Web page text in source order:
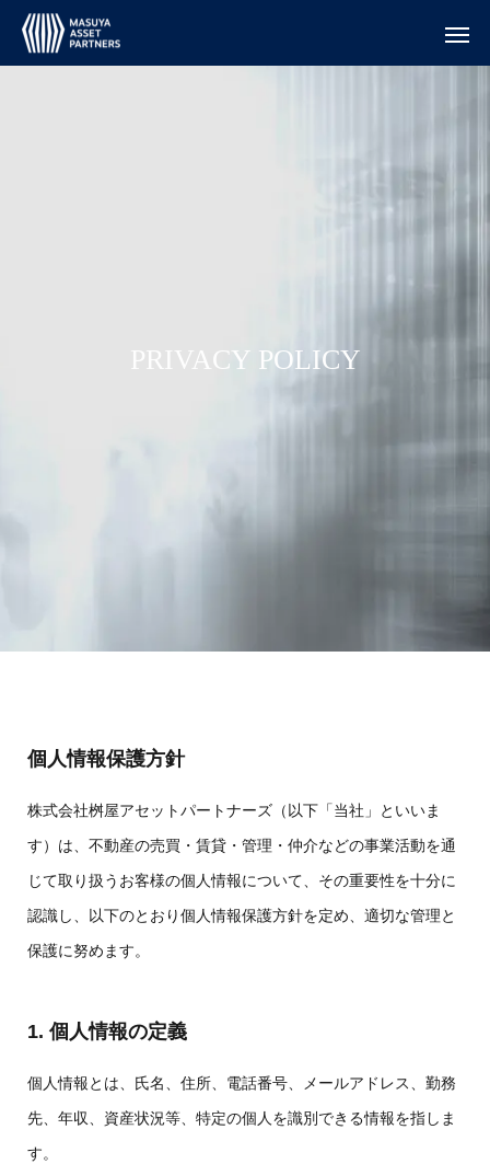
PRIVACY POLICY
個人情報保護方針
株式会社桝屋アセットパートナーズ（以下「当社」といいま
す）は、不動産の売買・賃貸・管理・仲介などの事業活動を通
じて取り扱うお客様の個人情報について、その重要性を十分に
認識し、以下のとおり個人情報保護方針を定め、適切な管理と
保護に努めます。
1. 個人情報の定義
個人情報とは、氏名、住所、電話番号、メールアドレス、勤務
先、年収、資産状況等、特定の個人を識別できる情報を指しま
す。